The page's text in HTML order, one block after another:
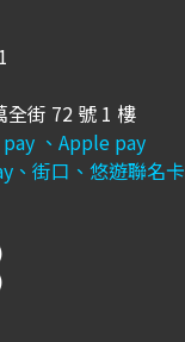
街 72 號 1 樓
、Apple pay
街口、悠遊聯名卡